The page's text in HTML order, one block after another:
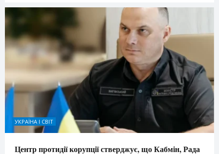
УКРАЇНА І СВІТ
Центр протидії корупції стверджує, що Кабмін, Рада